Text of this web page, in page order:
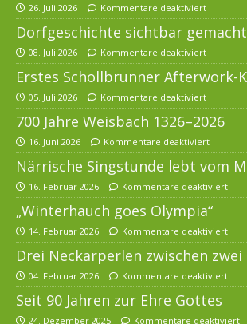
26. Juli 2026 Kommentare deaktiviert
Dorfgeschichte sichtbar gemacht
08. Juli 2026 Kommentare deaktiviert
Erstes Schollbrunner Afterwork-
05. Juli 2026 Kommentare deaktiviert
700 Jahre Weisbach 1326–2026
16. Juni 2026 Kommentare deaktiviert
Närrische Singstunde lebt vom
16. Februar 2026 Kommentare deaktiviert
„Winterhauch goes Olympia“
14. Februar 2026 Kommentare deaktiviert
Drei Neckarperlen zwischen zwei
04. Februar 2026 Kommentare deaktiviert
Seit 90 Jahren zur Ehre Gottes
24. Dezember 2025 Kommentare deaktiviert